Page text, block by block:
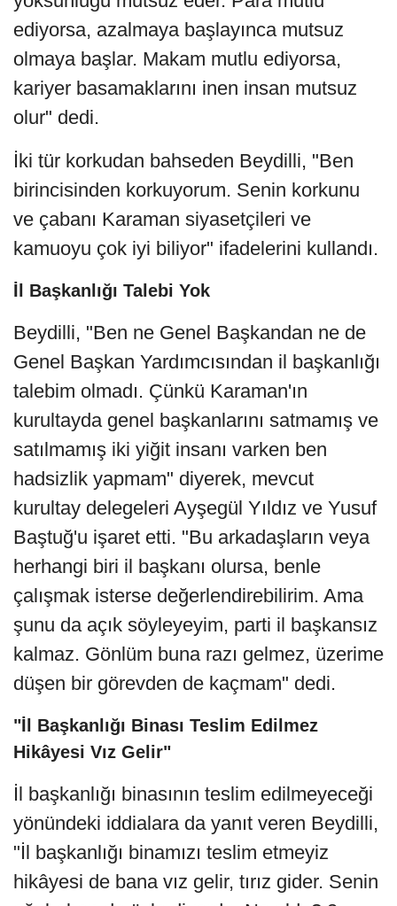
ediyorsa, azalmaya başlayınca mutsuz
olmaya başlar. Makam mutlu ediyorsa,
kariyer basamaklarını inen insan mutsuz
olur" dedi.
İki tür korkudan bahseden Beydilli, "Ben
birincisinden korkuyorum. Senin korkunu
ve çabanı Karaman siyasetçileri ve
kamuoyu çok iyi biliyor" ifadelerini kullandı.
İl Başkanlığı Talebi Yok
Beydilli, "Ben ne Genel Başkandan ne de
Genel Başkan Yardımcısından il başkanlığı
talebim olmadı. Çünkü Karaman'ın
kurultayda genel başkanlarını satmamış ve
satılmamış iki yiğit insanı varken ben
hadsizlik yapmam" diyerek, mevcut
kurultay delegeleri Ayşegül Yıldız ve Yusuf
Baştuğ'u işaret etti. "Bu arkadaşların veya
herhangi biri il başkanı olursa, benle
çalışmak isterse değerlendirebilirim. Ama
şunu da açık söyleyeyim, parti il başkansız
kalmaz. Gönlüm buna razı gelmez, üzerime
düşen bir görevden de kaçmam" dedi.
"İl Başkanlığı Binası Teslim Edilmez
Hikâyesi Vız Gelir"
İl başkanlığı binasının teslim edilmeyeceği
yönündeki iddialara da yanıt veren Beydilli,
"İl başkanlığı binamızı teslim etmeyiz
hikâyesi de bana vız gelir, tırız gider. Senin